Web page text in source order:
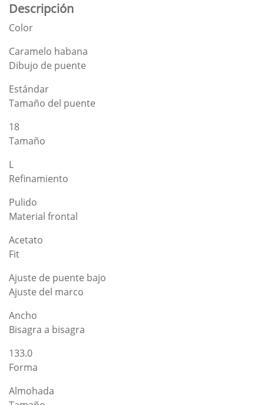
Descripción
Color
Caramelo habana
Dibujo de puente
Estándar
Tamaño del puente
18
Tamaño
L
Refinamiento
Pulido
Material frontal
Acetato
Fit
Ajuste de puente bajo
Ajuste del marco
Ancho
Bisagra a bisagra
133.0
Forma
Almohada